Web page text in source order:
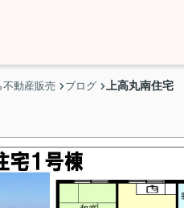
不動産販売 ブログ 上高丸南住